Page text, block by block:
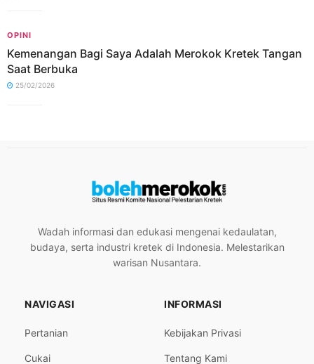
OPINI
Kemenangan Bagi Saya Adalah Merokok Kretek Tangan
Saat Berbuka
25/02/2026
Wadah informasi dan edukasi mengenai kedaulatan,
budaya, serta industri kretek di Indonesia. Melestarikan
warisan Nusantara.
NAVIGASI
Pertanian
Cukai
INFORMASI
Kebijakan Privasi
Tentang Kami